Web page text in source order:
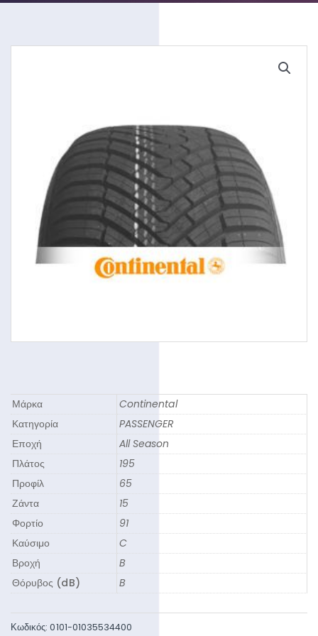
Μάρκα
Continental
Κατηγορία
PASSENGER
Εποχή
All Season
Πλάτος
195
Προφίλ
65
Ζάντα
15
Φορτίο
91
Καύσιμο
C
Βροχή
B
Θόρυβος (dB)
B
Κωδικός:0101-01035534400